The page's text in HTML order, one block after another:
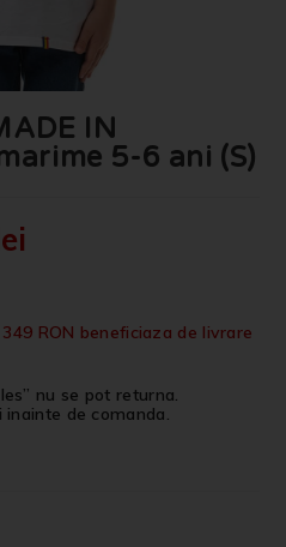
IN
5-6 ani (S)
RON beneficiaza de livrare
nu se pot returna.
de comanda.